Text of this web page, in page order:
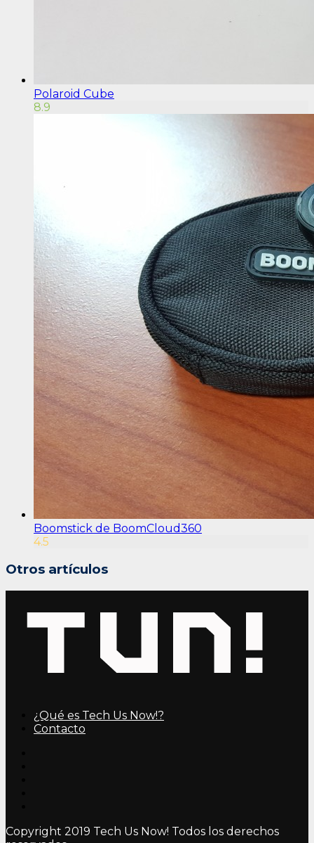
Polaroid Cube
8.9
Boomstick de BoomCloud360
4.5
Otros artículos
¿Qué es Tech Us Now!?
Contacto
Copyright 2019 Tech Us Now! Todos los derechos